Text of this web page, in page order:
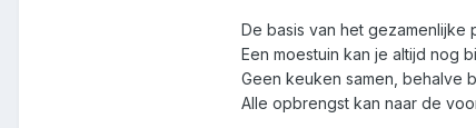
De basis van het gezamenlijke
Een moestuin kan je altijd nog
Geen keuken samen, behalve
Alle opbrengst kan naar de